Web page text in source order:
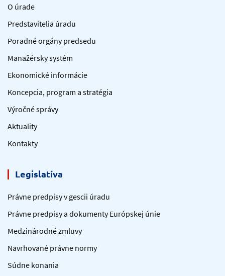
O úrade
Predstavitelia úradu
Poradné orgány predsedu
Manažérsky systém
Ekonomické informácie
Koncepcia, program a stratégia
Výročné správy
Aktuality
Kontakty
Legislatíva
Právne predpisy v gescii úradu
Právne predpisy a dokumenty Európskej únie
Medzinárodné zmluvy
Navrhované právne normy
Súdne konania